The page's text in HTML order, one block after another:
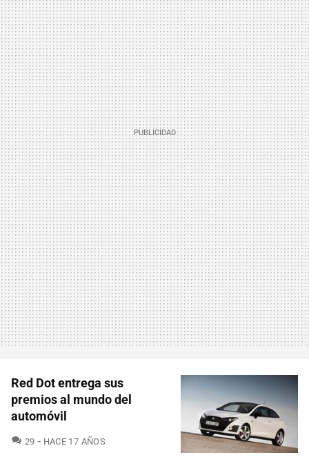
Red Dot entrega sus
premios al mundo del
automóvil
29 COMENTARIOS
HACE 17 AÑOS